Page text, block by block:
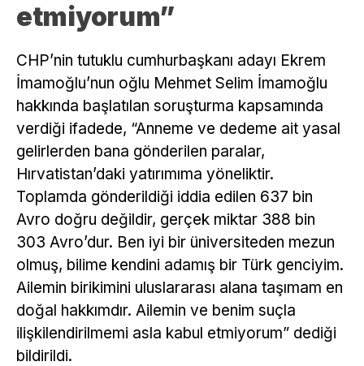
etmiyorum”
CHP’nin tutuklu cumhurbaşkanı adayı Ekrem
İmamoğlu’nun oğlu Mehmet Selim İmamoğlu
hakkında başlatılan soruşturma kapsamında
verdiği ifadede, “Anneme ve dedeme ait yasal
gelirlerden bana gönderilen paralar,
Hırvatistan’daki yatırımıma yöneliktir.
Toplamda gönderildiği iddia edilen 637 bin
Avro doğru değildir, gerçek miktar 388 bin
303 Avro’dur. Ben iyi bir üniversiteden mezun
olmuş, bilime kendini adamış bir Türk genciyim.
Ailemin birikimini uluslararası alana taşımam en
doğal hakkımdır. Ailemin ve benim suçla
ilişkilendirilmemi asla kabul etmiyorum” dediği
bildirildi.